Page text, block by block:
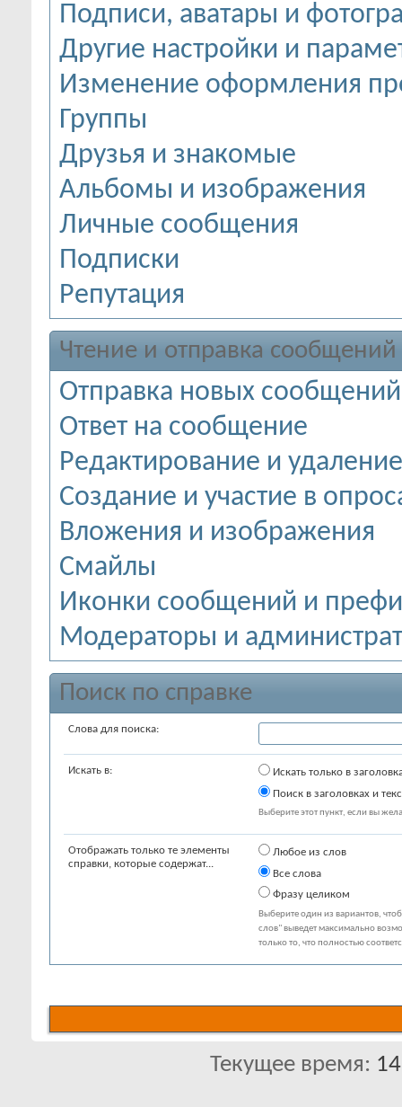
Подписи, аватары и
Другие настройки и
Изменение оформления
Группы
Друзья и знакомые
Альбомы и изображения
Личные сообщения
Подписки
Репутация
Чтение и отправка сообщений
Отправка новых сообщений
Ответ на сообщение
Редактирование и
Создание и участие в
Вложения и изображения
Смайлы
Иконки сообщений и
Модераторы и
Поиск по справке
Слова для поиска:
Искать в:
Искать только в
Поиск в заголовках и
Выберите этот пункт, если вы
Отображать только те элементы
справки, которые содержат...
Любое из слов
Все слова
Фразу целиком
Выберите один из вариантов,
слов" выведет максимально
только то, что полностью
Текущее время: